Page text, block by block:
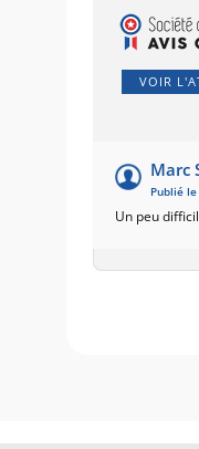
VOIR
Marc
Publié
Un peu